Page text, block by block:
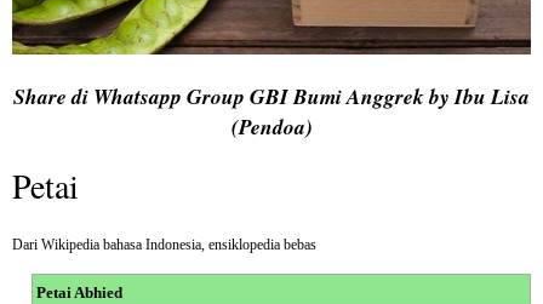
Share di Whatsapp Group GBI Bumi Anggrek by Ibu Lisa
(Pendoa)
Petai
Dari Wikipedia bahasa Indonesia, ensiklopedia bebas
Petai Abhied